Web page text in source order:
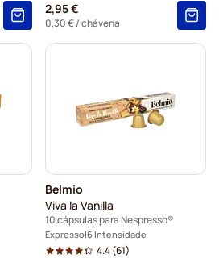
2,95 €
0,30 €/ chávena
Belmio
Viva la Vanilla
10 cápsulas para Nespresso®
Expresso 6 Intensidade
4.4(61)